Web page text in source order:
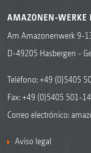
AMAZONEN-WERKE
Am Amazonenwerk 9-
D-49205 Hasbergen -
Teléfono:+49 (0)5405
Fax: +49 (0)5405 501-
Correo electrónico:
Aviso legal